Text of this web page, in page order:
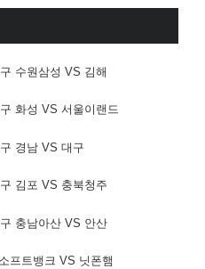
수원삼성 VS 김해
화성 VS 서울이랜드
경남 VS 대구
김포 VS 충북청주
충남아산 VS 안산
프트뱅크 VS 닛폰햄